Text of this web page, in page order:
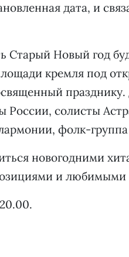
дата, и
Старый Новый год
кремля под
празднику.
России, солисты
фолк-
новогодними
и любимыми